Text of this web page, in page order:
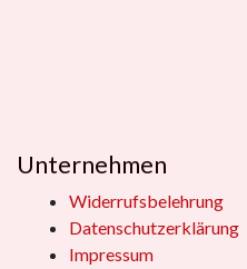
Unternehmen
Widerrufsbelehrung
Datenschutzerklärung
Impressum